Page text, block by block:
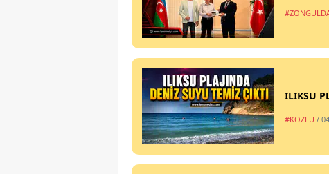
ILIKSU
#KOZLU /